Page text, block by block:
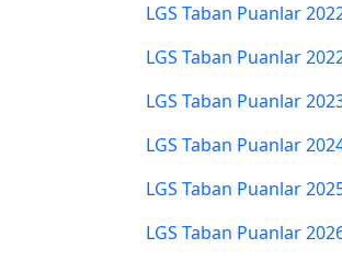
LGS Taban Puanlar
LGS Taban Puanlar
LGS Taban Puanlar
LGS Taban Puanlar
LGS Taban Puanlar
LGS Taban Puanlar